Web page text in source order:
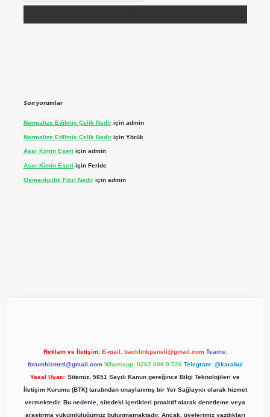
Son yorumlar
Normalize Edilmiş Çelik Nediriçin admin
Normalize Edilmiş Çelik Nediriçin Yörük
Asar Kimin Eseri için admin
Asar Kimin Eseri için Feride
Osmanlıcılık Fikri Nediriçin admin
Reklam ve İletişim: E-mail: backlinkpaneli@gmail.com Teams:
forumhizmeti@gmail.com Whatsapp: 0262 606 0 726 Telegram: @karabul
Yasal Uyarı: Sitemiz, 5651 Sayılı Kanun gereğince Bilgi Teknolojileri ve
İletişim Kurumu (BTK) tarafından onaylanmış bir Yer Sağlayıcı olarak hizmet
vermektedir. Bu nedenle, sitedeki içerikleri proaktif olarak denetleme veya
araştırma yükümlülüğümüz bulunmamaktadır. Ancak, üyelerimiz yazdıkları